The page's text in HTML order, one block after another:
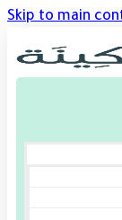
Skip to main